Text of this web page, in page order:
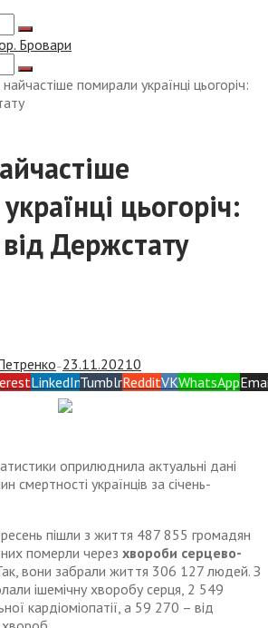
помирали українці цьогоріч:
цьогоріч:
від Держстату
— 23.11.20210
LinkedInTumblrRedditVKWhatsApp
оприлюднила актуальні дані
смертності українців за січень-
пішли з життя 487 855 громадян
них померли через хвороби серцево-
вони забрали життя 306 127 людей. З
ішемічну хворобу серця, 2 549
кардіоміопатії, а 59 270 – від